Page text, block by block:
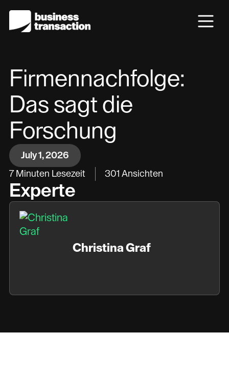
Firmennachfolge:
Das sagt die
Forschung
July 1, 2026
7 Minuten Lesezeit 301 Ansichten
Experte
Christina Graf